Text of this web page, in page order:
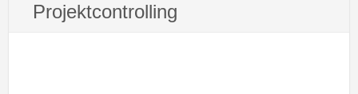
Projektcontrolling